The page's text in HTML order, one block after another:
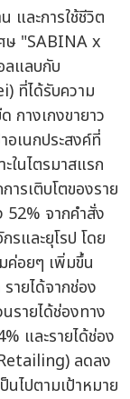
และการใช้ชีวิต
ษ "SABINA x
ลแลบกับ
ที่ได้รับความ
กางเกงขายาว
อเนกประสงค์ที่
ในไตรมาสแรก
รเติบโตของราย
จากคำสั่ง
รและยุโรป โดย
ค่อยๆ เพิ่มขึ้น
ายได้จากช่อง
รายได้ช่องทาง
และรายได้ช่อง
ลดลง
ไปตามเป้าหมาย